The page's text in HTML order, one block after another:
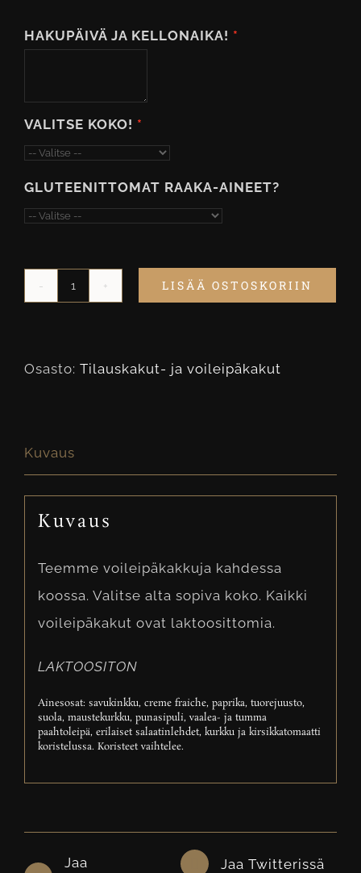
HAKUPÄIVÄ JA KELLONAIKA!
VALITSE KOKO!
GLUTEENITTOMAT RAAKA-AINEET?
Kinkku
LISÄÄ OSTOSKORIIN
Osasto: Tilauskakut- ja voileipäkakut
Kuvaus
Kuvaus
Teemme voileipäkakkuja kahdessa
koossa. Valitse alta sopiva koko. Kaikki
voileipäkakut ovat laktoosittomia.
LAKTOOSITON
Ainesosat: savukinkku, creme fraiche, paprika, tuorejuusto,
suola, maustekurkku, punasipuli, vaalea- ja tumma
paahtoleipä, erilaiset salaatinlehdet, kurkku ja kirsikkatomaatti
koristelussa. Koristeet vaihtelee.
Jaa
Jaa Twitterissä